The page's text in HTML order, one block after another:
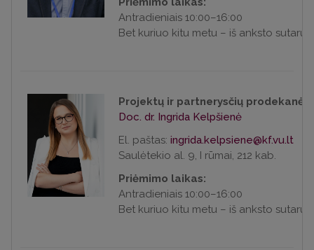
Antradieniais 10:00–16:00
Bet kuriuo kitu metu – iš anksto sutarus
Projektų ir partnerysčių prodekanė
Doc. dr. Ingrida Kelpšienė
El. paštas:
Saulėtekio al. 9, I rūmai, 212 kab.
Priėmimo laikas:
Antradieniais 10:00–16:00
Bet kuriuo kitu metu – iš anksto sutarus